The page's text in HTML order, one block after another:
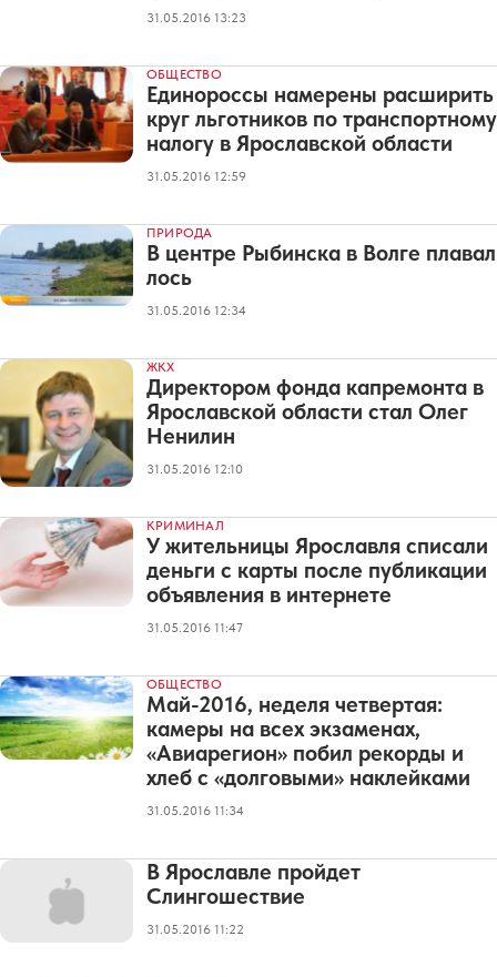
31.05.2016 13:23
ОБЩЕСТВО
Единороссы намерены расширить
круг льготников по транспортному
налогу в Ярославской области
31.05.2016 12:59
ПРИРОДА
В центре Рыбинска в Волге плавал
лось
31.05.2016 12:34
ЖКХ
Директором фонда капремонта в
Ярославской области стал Олег
Ненилин
31.05.2016 12:10
КРИМИНАЛ
У жительницы Ярославля списали
деньги с карты после публикации
объявления в интернете
31.05.2016 11:47
ОБЩЕСТВО
Май-2016, неделя четвертая:
камеры на всех экзаменах,
«Авиарегион» побил рекорды и
хлеб с «долговыми» наклейками
31.05.2016 11:34
В Ярославле пройдет
Слингошествие
31.05.2016 11:22